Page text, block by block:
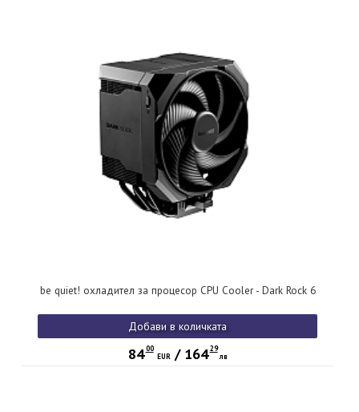
be quiet! охладител за процесор CPU Cooler - Dark Rock 6
Добави в количката
84 00
EUR/ 164 29
лв